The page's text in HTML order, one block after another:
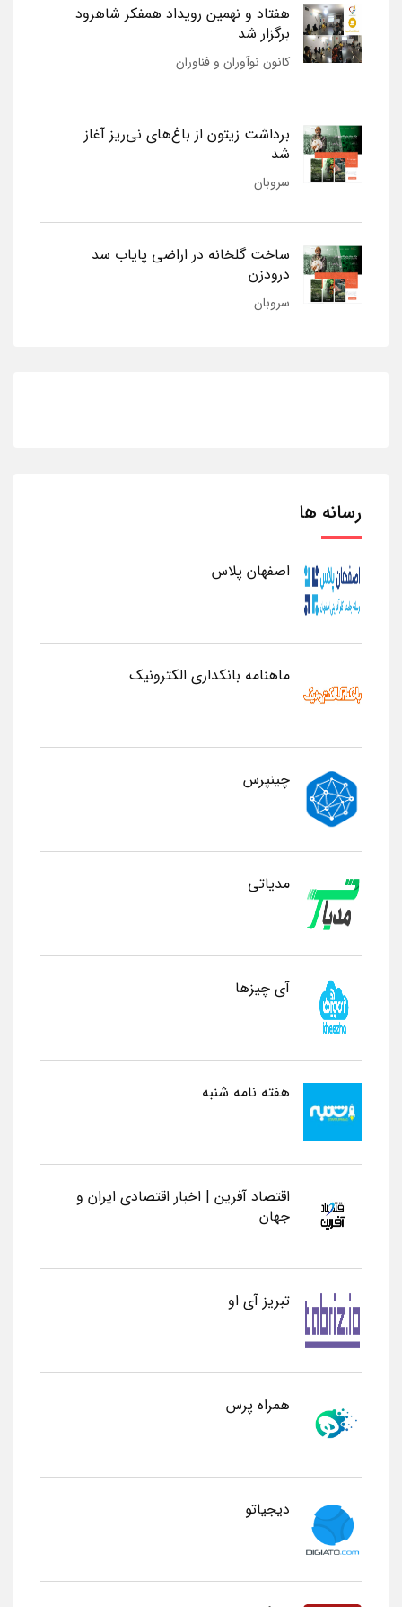
هفتاد و نهمین رویداد همفکر شاهرود
برگزار شد
کانون نوآوران و فناوران
برداشت زیتون از باغ‌های نی‌ریز آغاز
شد
سروبان
ساخت گلخانه در اراضی پایاب سد
درودزن
سروبان
رسانه ها
اصفهان پلاس
ماهنامه بانکداری الکترونیک
چینپرس
مدیاتی
آی چیزها
هفته نامه شنبه
اقتصاد آفرین | اخبار اقتصادی ایران و
جهان
تبریز آی او
همراه پرس
دیجیاتو